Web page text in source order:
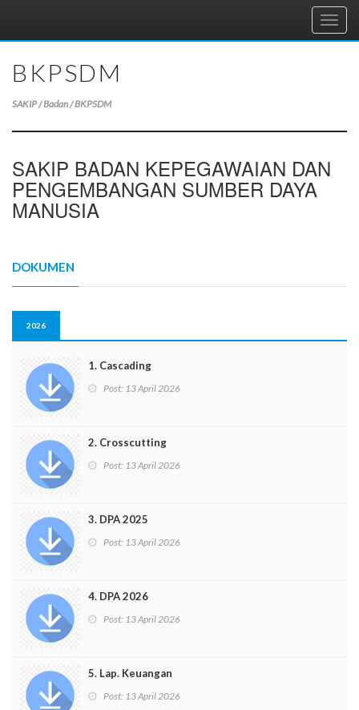
BKPSDM
SAKIP / Badan / BKPSDM
SAKIP BADAN KEPEGAWAIAN DAN
PENGEMBANGAN SUMBER DAYA
MANUSIA
DOKUMEN
2026
1. Cascading
Post: 13 April 2026
2. Crosscutting
Post: 13 April 2026
3. DPA 2025
Post: 13 April 2026
4. DPA 2026
Post: 13 April 2026
5. Lap. Keuangan
Post: 13 April 2026